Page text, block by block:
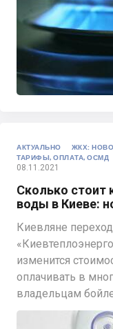
АКТУАЛЬНО
ЖКХ:
ТАРИФЫ, ОПЛАТА, ОСМД
08.11.2021
Сколько стоит
воды в Киеве:
Киевляне
изменится
оплачивать в
владельцам